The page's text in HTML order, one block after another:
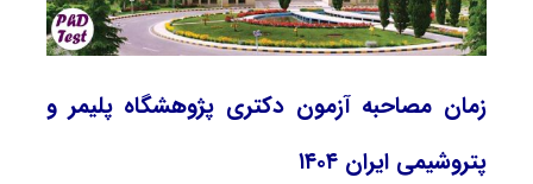
زمان مصاحبه آزمون دکتری پژوهشگاه پلیمر و
پتروشیمی ایران ۱۴۰۴